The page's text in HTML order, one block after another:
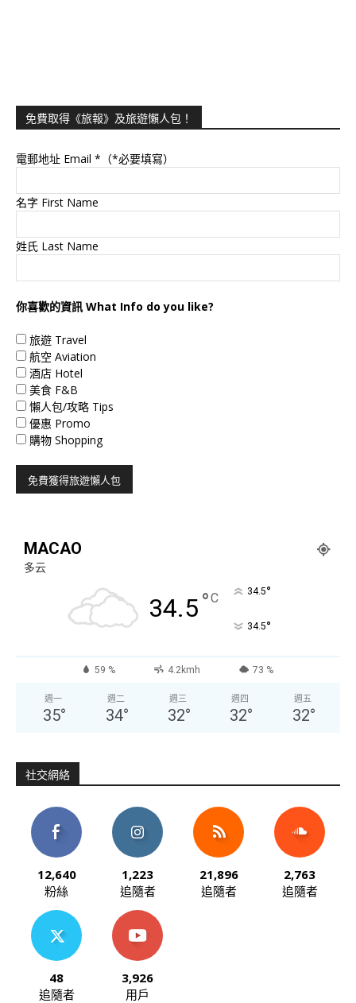
免費取得《旅報》及旅遊懶人包！
電郵地址 Email *（*必要填寫）
名字 First Name
姓氏 Last Name
你喜歡的資訊 What Info do you like?
旅遊 Travel
航空 Aviation
酒店 Hotel
美食 F&B
懶人包/攻略 Tips
優惠 Promo
購物 Shopping
MACAO
多云
34.5°C 34.5°
34.5°
59 % 4.2kmh 73 %
週一
35°
週二
34°
週三
32°
週四
32°
週五
32°
社交網絡
12,640
粉絲
1,223
追隨者
21,896
追隨者
2,763
追隨者
48
追隨者
3,926
用戶